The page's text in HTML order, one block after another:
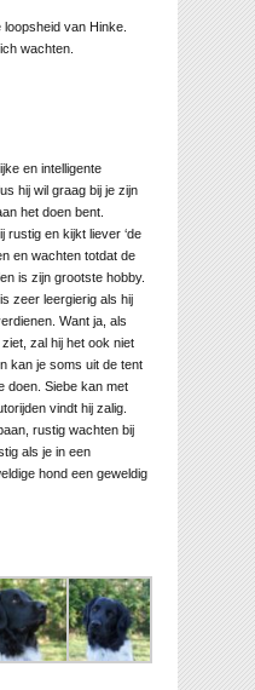
van Hinke.
wachten.
en intelligente
hij wil graag bij je zijn
het doen bent.
rustig en kijkt liever ‘de
en wachten totdat de
is zijn grootste hobby.
zeer leergierig als hij
Want ja, als
zal hij het ook niet
kan je soms uit de tent
doen. Siebe kan met
vindt hij zalig.
rustig wachten bij
als je in een
hond een geweldig